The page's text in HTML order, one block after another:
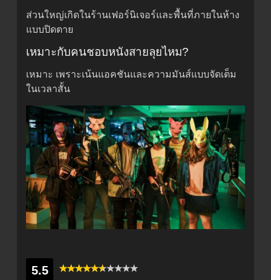
ส่วนใหญ่เกิดในร้านเฟอร์นิเจอร์และพื้นที่ภายในห้าง
แบบปิดตาย
เหมาะกับคนชอบหนังสายลุยไหม?
เหมาะ เพราะเน้นแอคชันและความมันส์แบบจัดเต็ม
ในเวลาสั้น
5.5